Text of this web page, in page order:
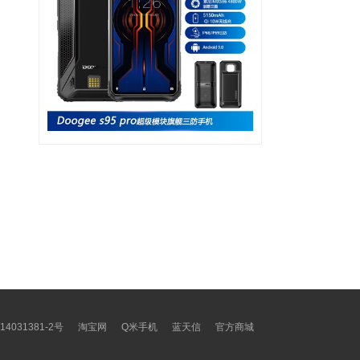
官方商城
蓝天信
Q米手机
淘宝网
2号